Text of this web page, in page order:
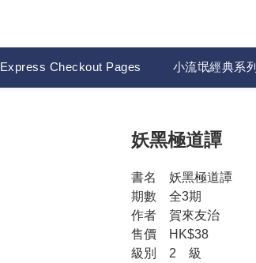
Express Checkout Pages 小流氓經典系列
妖黑極道譚
書名　妖黑極道譚
期數　全3期
作者　賀來友治
售價　HK$38
級別　2　級